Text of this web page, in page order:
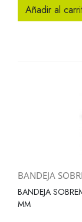
Añadir al
BANDEJA
BANDEJA
MM